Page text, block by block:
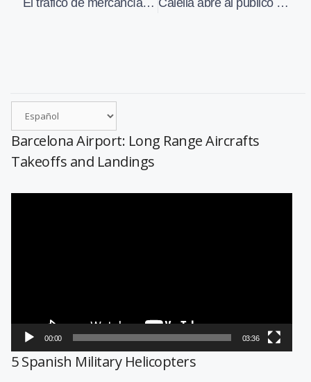
Barcelona Airport: Long Range Aircrafts
Takeoffs and Landings
00:00 03:36
5 Spanish Military Helicopters